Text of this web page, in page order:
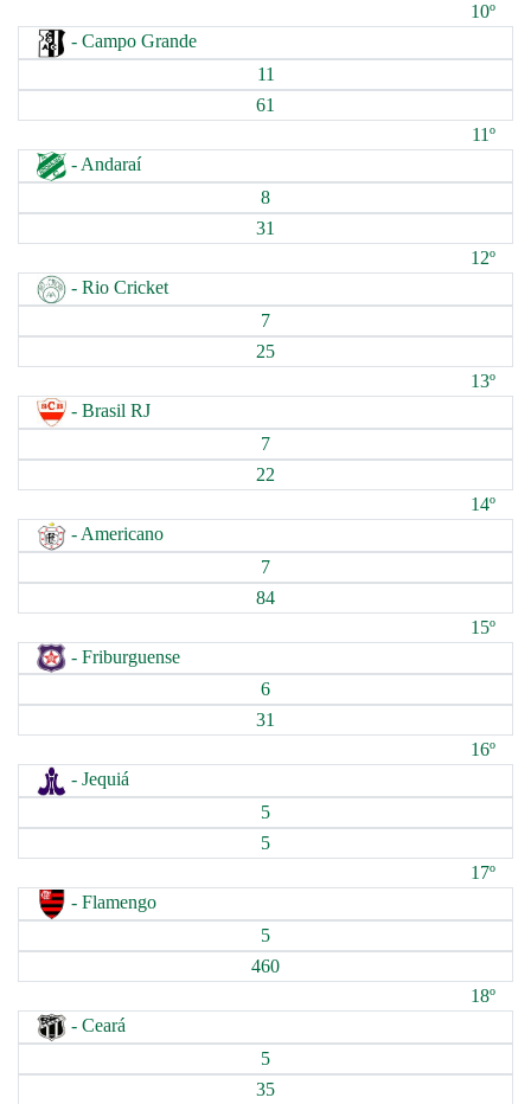
10º
- Campo Grande
11
61
11º
- Andaraí
8
31
12º
- Rio Cricket
7
25
13º
- Brasil RJ
7
22
14º
- Americano
7
84
15º
- Friburguense
6
31
16º
- Jequiá
5
5
17º
- Flamengo
5
460
18º
- Ceará
5
35